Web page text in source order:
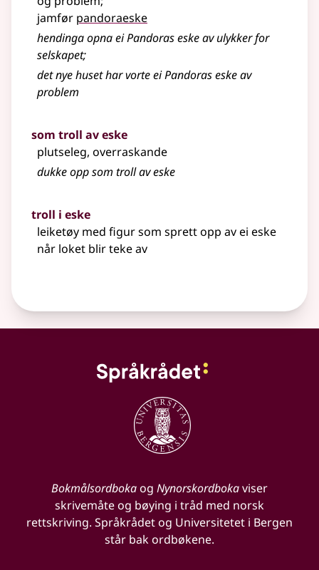
jamfør pandoraeske
hendinga opna ei Pandoras eske av ulykker for
selskapet;
det nye huset har vorte ei Pandoras eske av
problem
som troll av eske
plutseleg, overraskande
dukke opp som troll av eske
troll i eske
leiketøy med figur som sprett opp av ei eske
når loket blir teke av
Bokmålsordbokaog Nynorskordbokaviser
skrivemåte og bøying i tråd med norsk
rettskriving. Språkrådet og Universitetet i Bergen
står bak ordbøkene.